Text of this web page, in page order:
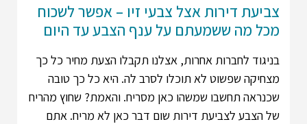
צביעת דירות אצל צבעי זיו – אפשר לשכוח
מכל מה ששמעתם על ענף הצבע עד היום
בניגוד לחברות אחרות, אצלנו תקבלו הצעת מחיר כל כך
מצחיקה שפשוט לא תוכלו לסרב לה. היא כל כך טובה
שכנראה תחשבו שמשהו כאן מסריח. והאמת? שחוץ מהריח
של הצבע לצביעת דירות שום דבר כאן לא מריח. אתם